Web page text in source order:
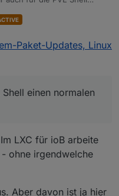
das kontrovers diskutiert....
Paket-Updates, Linux
einen normalen
LXC für ioB arbeite
ohne irgendwelche
Aber davon ist ja hier